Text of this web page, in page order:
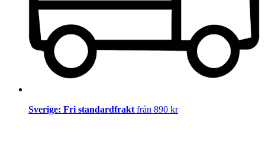
Sverige: Fri standardfrakt från 890 kr